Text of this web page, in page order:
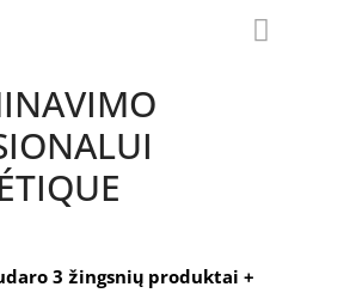
3 žingsnių produktai +